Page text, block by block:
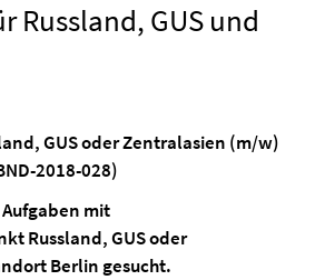
Russland, GUS und
GUS oder Zentralasien (m/w)
2018-028)
mit
Russland, GUS oder
Berlin gesucht.